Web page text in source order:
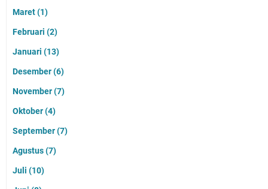
Maret(1)
Februari (2)
Januari (13)
Desember(6)
November(7)
Oktober(4)
September(7)
Agustus(7)
Juli (10)